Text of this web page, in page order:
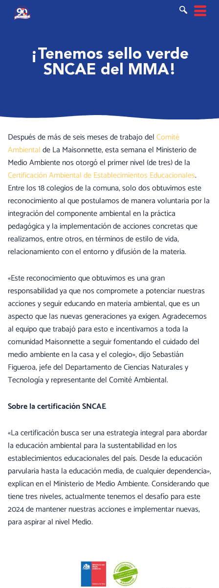
¡Tenemos sello verde
SNCAE del MMA!
Después de más de seis meses de trabajo delComité
Ambientalde La Maisonnette, esta semana el Ministerio de
Medio Ambiente nos otorgó el primer nivel (de tres) de la
Certificación Ambiental de Establecimientos Educacionales.
Entre los 18 colegios de la comuna, solo dos obtuvimos este
reconocimiento al que postulamos de manera voluntaria por la
integración del componente ambiental en la práctica
pedagógica y la implementación de acciones concretas que
realizamos, entre otros, en términos de estilo de vida,
relacionamiento con el entorno y difusión de la materia.
«Este reconocimiento que obtuvimos es una gran
responsabilidad ya que nos compromete a potenciar nuestras
acciones y seguir educando en materia ambiental, que es un
aspecto que las nuevas generaciones ya exigen. Agradecemos
al equipo que trabajó para esto e incentivamos a toda la
comunidad Maisonnette a seguir fomentando el cuidado del
medio ambiente en la casa y el colegio», dijo Sebastián
Figueroa, jefe del Departamento de Ciencias Naturales y
Tecnología y representante del Comité Ambiental.
Sobre la certificación SNCAE
«La certificación busca ser una estrategia integral para abordar
la educación ambiental para la sustentabilidad en los
establecimientos educacionales del país. Desde la educación
parvularia hasta la educación media, de cualquier dependencia»,
explican en el Ministerio de Medio Ambiente. Considerando que
tiene tres niveles, actualmente tenemos el desafío para este
2024 de mantener nuestras acciones e implementar nuevas,
para aspirar al nivel Medio.